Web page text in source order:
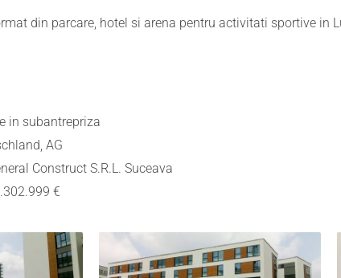
din parcare, hotel si arena pentru activitati sportive in
in subantrepriza
AG
Construct S.R.L. Suceava
€